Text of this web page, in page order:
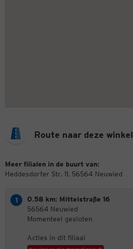
Route naar deze winkel
Meer filialen in de buurt van:
Heddesdorfer Str. 11, 56564 Neuwied
0.58 km: Mittelstraße 16
56564 Neuwied
Momenteel gesloten
Acties in dit filiaal